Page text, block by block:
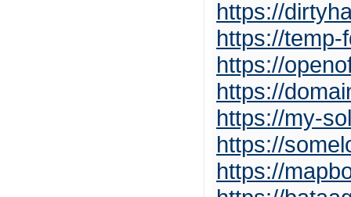
https://
https://temp-
https://
https://
https://my-
https://
https://